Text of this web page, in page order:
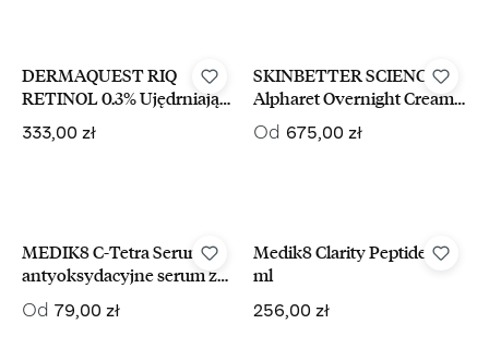
DERMAQUEST RIQ
RETINOL 0.3% Ujędrniające
Serum Do Twarzy z
Retinolem 14,8 ml
Cena regularna:
333,00 zł
SKINBETTER SCIENCE
Alpharet Overnight Cream
odmładzający krem na noc
z retinolem
Cena regularna:
Od 675,00 zł
MEDIK8 C-Tetra Serum
antyoksydacyjne serum z
witaminą C
Cena regularna:
Od 79,00 zł
Medik8 Clarity Peptides 30
ml
Cena regularna:
256,00 zł